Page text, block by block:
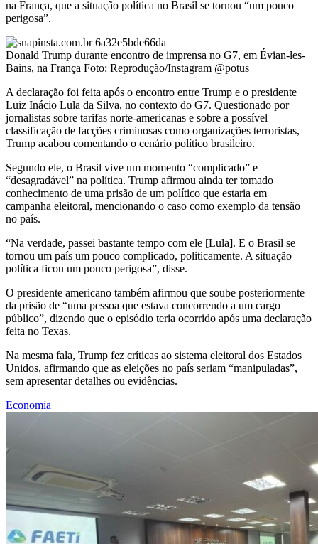
na França, que a situação política no Brasil se tornou “um pouco
perigosa”.
Donald Trump durante encontro de imprensa no G7, em Évian-les-
Bains, na França Foto: Reprodução/Instagram @potus
A declaração foi feita após o encontro entre Trump e o presidente
Luiz Inácio Lula da Silva, no contexto do G7. Questionado por
jornalistas sobre tarifas norte-americanas e sobre a possível
classificação de facções criminosas como organizações terroristas,
Trump acabou comentando o cenário político brasileiro.
Segundo ele, o Brasil vive um momento “complicado” e
“desagradável” na política. Trump afirmou ainda ter tomado
conhecimento de uma prisão de um político que estaria em
campanha eleitoral, mencionando o caso como exemplo da tensão
no país.
“Na verdade, passei bastante tempo com ele [Lula]. E o Brasil se
tornou um país um pouco complicado, politicamente. A situação
política ficou um pouco perigosa”, disse.
O presidente americano também afirmou que soube posteriormente
da prisão de “uma pessoa que estava concorrendo a um cargo
público”, dizendo que o episódio teria ocorrido após uma declaração
feita no Texas.
Na mesma fala, Trump fez críticas ao sistema eleitoral dos Estados
Unidos, afirmando que as eleições no país seriam “manipuladas”,
sem apresentar detalhes ou evidências.
Economia